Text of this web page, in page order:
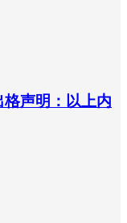
声明：以上内